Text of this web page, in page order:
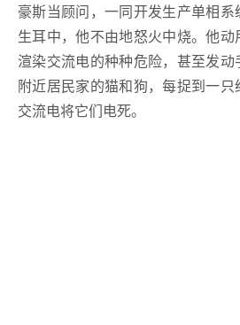
豪斯当顾问，一同开发生产单相
生耳中，他不由地怒火中烧。他
渲染交流电的种种危险，甚至发
附近居民家的猫和狗，每捉到一
交流电将它们电死。